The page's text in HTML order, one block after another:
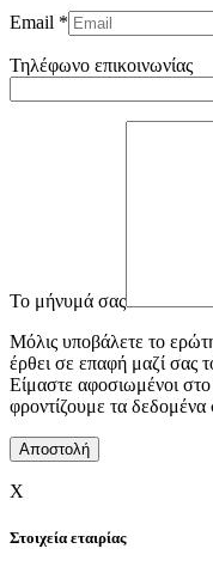
Email *
Τηλέφωνο επικοινωνίας
To μήνυμά σας
Μόλις υποβάλετε το
έρθει σε επαφή μαζί σας
Είμαστε αφοσιωμένοι
φροντίζουμε τα
X
Στοιχεία εταιρίας